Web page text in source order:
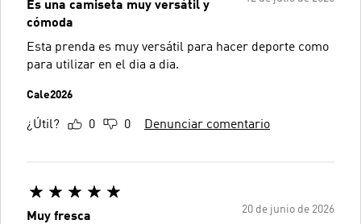
Es una camiseta muy versátil y
cómoda
Esta prenda es muy versátil para hacer deporte como
para utilizar en el dia a dia.
Cale2026
¿Útil? 0 0 Denunciar comentario
20 de junio de 2026
Muy fresca